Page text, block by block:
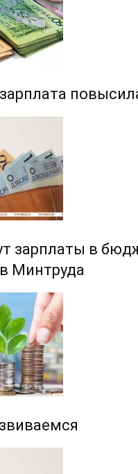
зарплаты в
Минтруда